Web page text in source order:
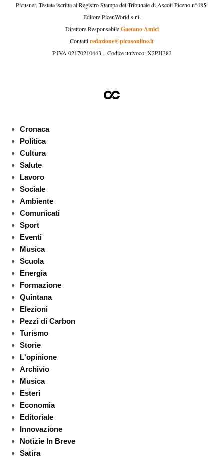
Picusnet. Testata iscritta al Registro Stampa del Tribunale di Ascoli Piceno n°485.
Editore PicenWorld s.r.l.
Direttore ResponsabileGaetano Amici
Contattiredazione@picusonline.it
P.IVA 02170210443 – Codice univoco: X2PH38J
Cronaca
Politica
Cultura
Salute
Lavoro
Sociale
Ambiente
Comunicati
Sport
Eventi
Musica
Scuola
Energia
Formazione
Quintana
Elezioni
Pezzi di Carbon
Turismo
Storie
L'opinione
Archivio
Musica
Esteri
Economia
Editoriale
Innovazione
Notizie In Breve
Satira